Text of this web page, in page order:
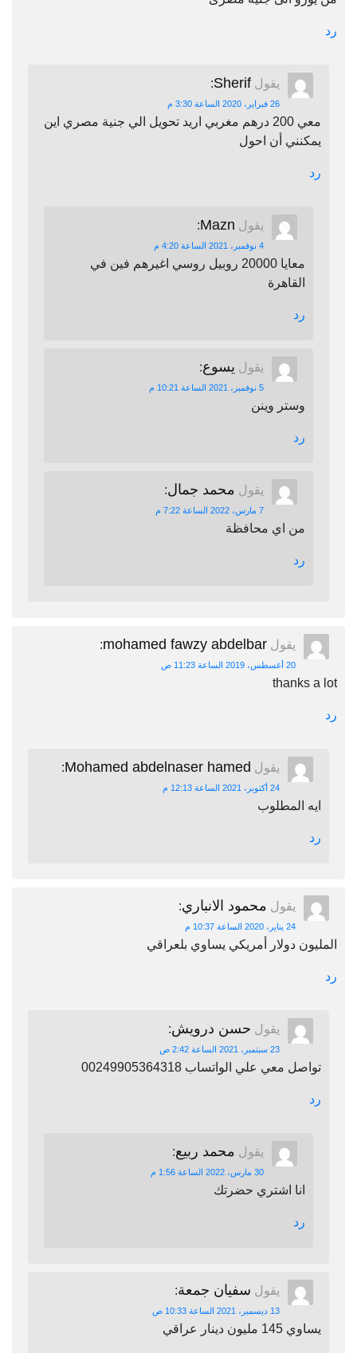
رد
يقول Sherif
:
26 فبراير، 2020 الساعة 3:30 م
معي 200 درهم مغربي اريد تحويل الي جنية مصري اين
يمكنني أن احول
رد
يقول Mazn
:
4 نوفمبر، 2021 الساعة 4:20 م
معايا 20000 روبيل روسي اغيرهم فين في
القاهرة
رد
يقول يسوع:
5 نوفمبر، 2021 الساعة 10:21 م
وستر وينن
رد
يقول محمد جمال:
7 مارس، 2022 الساعة 7:22 م
من اي محافظة
رد
يقول mohamed fawzy abdelbar
:
20 أغسطس، 2019 الساعة 11:23 ص
thanks a lot
رد
يقول Mohamed abdelnaser hamed
:
24 أكتوبر، 2021 الساعة 12:13 م
ايه المطلوب
رد
يقول محمود الانباري:
24 يناير، 2020 الساعة 10:37 م
المليون دولار أمريكي يساوي بلعراقي
رد
يقول حسن درويش:
23 سبتمبر، 2021 الساعة 2:42 ص
تواصل معي علي الواتساب 00249905364318
رد
يقول محمد ربيع:
30 مارس، 2022 الساعة 1:56 م
انا اشتري حضرتك
رد
يقول سفيان جمعة:
13 ديسمبر، 2021 الساعة 10:33 ص
يساوي 145 مليون دينار عراقي